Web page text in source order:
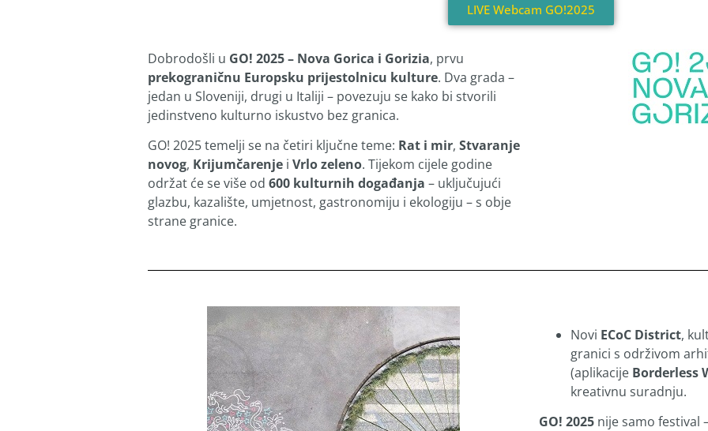
LIVE Webcam GO!2025
Dobrodošli u GO! 2025 – Nova Gorica i Gorizia, prvu
prekograničnu Europsku prijestolnicu kulture. Dva grada –
jedan u Sloveniji, drugi u Italiji – povezuju se kako bi stvorili
jedinstveno kulturno iskustvo bez granica.
GO! 2025 temelji se na četiri ključne teme: Rat i mir, Stvaranje
novog, Krijumčarenje i Vrlo zeleno. Tijekom cijele godine
održat će se više od 600 kulturnih događanja – uključujući
glazbu, kazalište, umjetnost, gastronomiju i ekologiju – s obje
strane granice.
Novi ECoC District,
granici s održivom
(aplikacije Borderless
kreativnu suradnju.
GO! 2025 nije samo festival